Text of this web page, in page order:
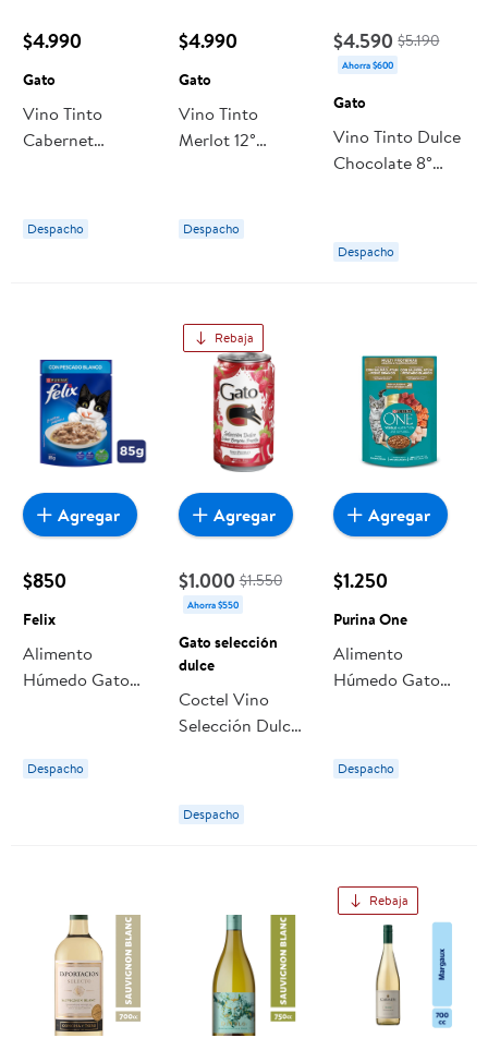
$4.990
Gato
Vino Tinto
Cabernet
1,5 l Gato
Despacho
$4.990
Gato
Vino Tinto
Merlot 12°
Despacho
$4.590 $5.190
Ahorra $600
Gato
Vino Tinto Dulce
Chocolate 8°
Despacho
$850
Felix
Alimento
Húmedo Gato
Pouch 85 g Felix
Despacho
Agregar
Rebaja
$1.000 $1.550
Ahorra $550
Gato selección
dulce
Coctel Vino
Selección Dulce
Lata 350 ml
Gato selección
Despacho
Agregar
$1.250
Purina One
Alimento
Húmedo Gato
Pescado Blanco
Pouch 85 g
Despacho
Agregar
Rebaja